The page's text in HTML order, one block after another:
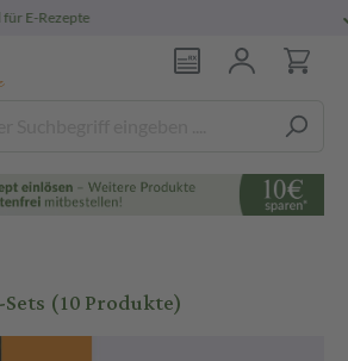
pharmazeutische Beratung
(10 Produkte)